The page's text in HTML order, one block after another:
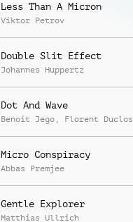
Less Than A Micron
Viktor Petrov
Double Slit Effect
Johannes Huppertz
Dot And Wave
Benoit Jego , Florent Duclos
Micro Conspiracy
Abbas Premjee
Gentle Explorer
Matthias Ullrich